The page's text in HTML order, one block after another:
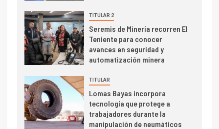
TITULAR 2
Seremis de Minería recorren El
Teniente para conocer
avances en seguridad y
automatización minera
TITULAR
Lomas Bayas incorpora
tecnología que protege a
trabajadores durante la
manipulación de neumáticos